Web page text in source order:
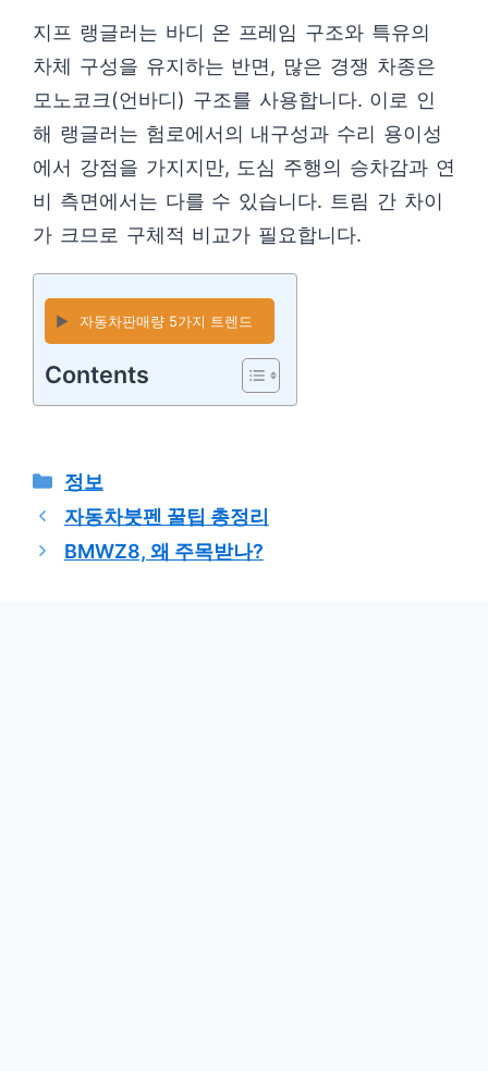
지프 랭글러는 바디 온 프레임 구조와 특유의
차체 구성을 유지하는 반면, 많은 경쟁 차종은
모노코크(언바디) 구조를 사용합니다. 이로 인
해 랭글러는 험로에서의 내구성과 수리 용이성
에서 강점을 가지지만, 도심 주행의 승차감과 연
비 측면에서는 다를 수 있습니다. 트림 간 차이
가 크므로 구체적 비교가 필요합니다.
▶️ 자동차판매량 5가지 트렌드
Contents
카
테
고
리
정보
자동차붓펜 꿀팁 총정리
BMWZ8, 왜 주목받나?